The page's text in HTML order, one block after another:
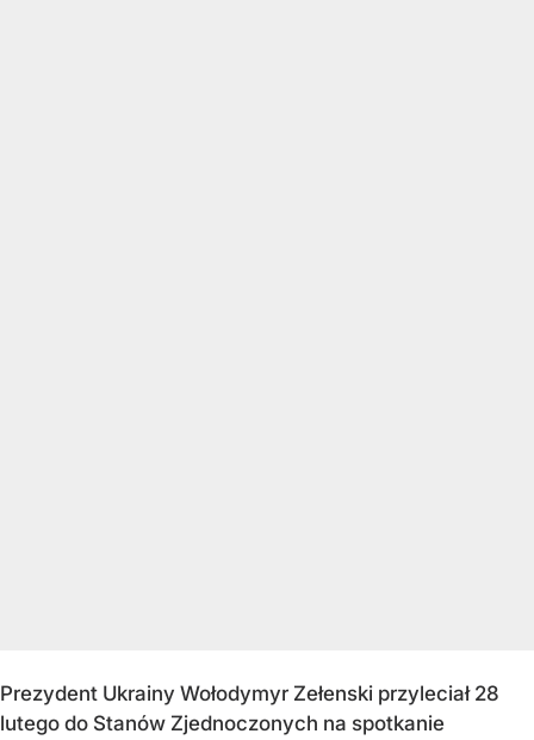
Prezydent Ukrainy Wołodymyr Zełenski przyleciał 28
lutego do Stanów Zjednoczonych na spotkanie